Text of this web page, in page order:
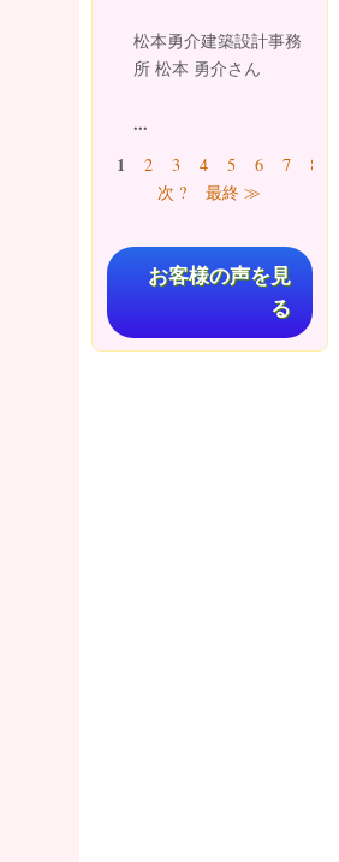
松本勇介建築設計事務
所 松本 勇介さん
...
ページ
1 2 3 4 5 6 7 8
次 ?
最終 ≫
お客様の声を見
る